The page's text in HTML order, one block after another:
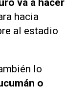
hacia
al estadio
lo
o